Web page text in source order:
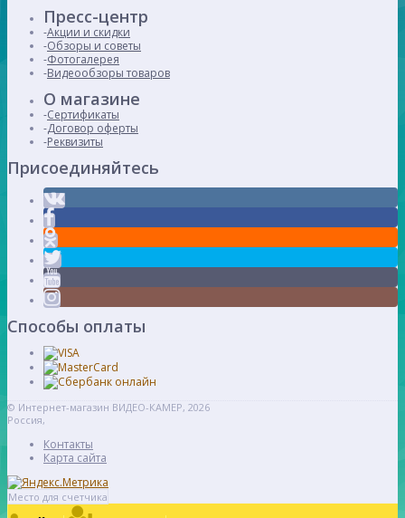
Пресс-центр
Акции и скидки
Обзоры и советы
Фотогалерея
Видеообзоры товаров
О магазине
Сертификаты
Договор оферты
Реквизиты
Присоединяйтесь
Способы оплаты
© Интернет-магазин ВИДЕО-КАМЕР, 2026
Россия,
Контакты
Карта сайта
Место для счетчика